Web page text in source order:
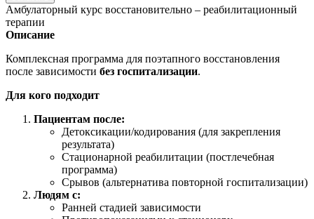
Амбулаторный курс восстановительно – реабилитационный
терапии
Описание
Комплексная программа для поэтапного восстановления
после зависимости без госпитализации.
Для кого подходит
Пациентам после:
Детоксикации/кодирования (для закрепления
результата)
Стационарной реабилитации (постлечебная
программа)
Срывов (альтернатива повторной госпитализации)
Людям с:
Ранней стадией зависимости